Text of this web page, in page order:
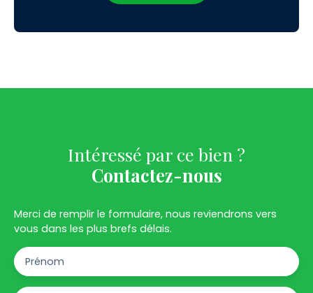
Intéressé par ce bien ?
Contactez-nous
Merci de remplir le formulaire, nous reviendrons vers
vous dans les plus brefs délais.
Prénom